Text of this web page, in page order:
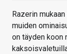
Razerin
muiden
on täyden koon